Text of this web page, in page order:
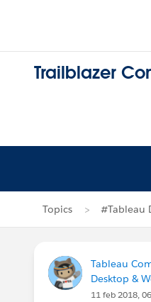
Trailblazer
Topics #Tableau
Tableau
Desktop &
11 feb 2018,